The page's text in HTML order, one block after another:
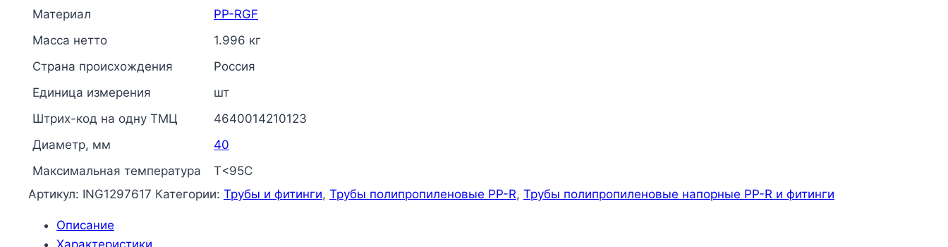
белая
стекловолокном
Дн
40х5,5
SDR7,4
Т
Материал
PP-RGF
Масса нетто
1.996 кг
Страна происхождения
Россия
Единица измерения
шт
Штрих-код на одну ТМЦ
4640014210123
Диаметр, мм
40
Максимальная температура
Т<95С
Артикул: ING1297617 Категории: Трубы и фитинги, Трубы полипропиленовые PP-R, Трубы полипропиленовые напорные PP-R и фитинги
Описание